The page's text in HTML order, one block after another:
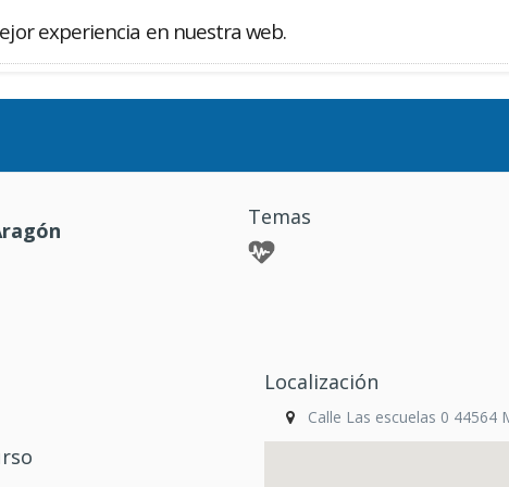
experiencia en nuestra web.
Temas
Localización
Calle Las escuelas 0 44564